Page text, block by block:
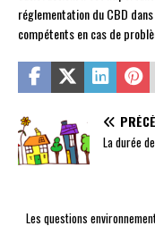
réglementation du CBD
compétents en cas de
La durée
Les questions